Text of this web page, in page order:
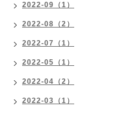
2022-09（1）
2022-08（2）
2022-07（1）
2022-05（1）
2022-04（2）
2022-03（1）